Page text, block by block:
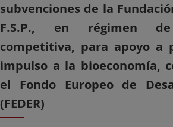
subvenciones de la
F.S.P., en régimen de
competitiva, para apoyo a
impulso a la bioeconomía,
el Fondo Europeo de
(FEDER)